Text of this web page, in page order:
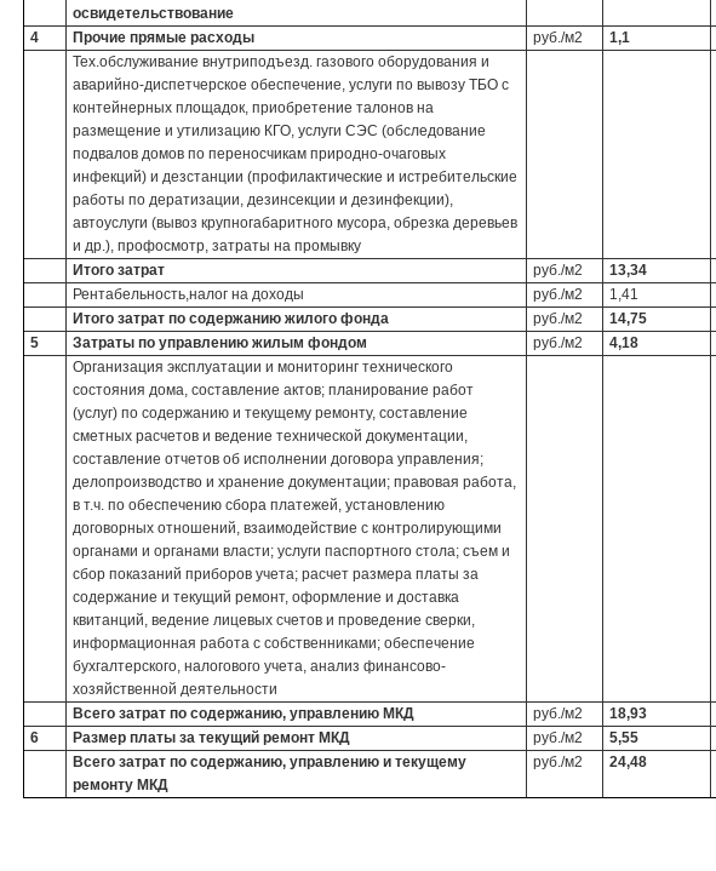
освидетельствование
4
Прочие прямые расходы руб./м2
1,1
Тех.обслуживание внутриподъезд. газового оборудования и
аварийно-диспетчерское обеспечение, услуги по вывозу ТБО с
контейнерных площадок, приобретение талонов на
размещение и утилизацию КГО, услуги СЭС (обследование
подвалов домов по переносчикам природно-очаговых
инфекций) и дезстанции (профилактические и истребительские
работы по дератизации, дезинсекции и дезинфекции),
автоуслуги (вывоз крупногабаритного мусора, обрезка деревьев
и др.), профосмотр, затраты на промывку
Итого затрат руб./м2
13,34
Рентабельность,налог на доходы
руб./м2
1,41
Итого затрат по содержанию жилого фонда
руб./м2
14,75
5
Затраты по управлению жилым фондом руб./м2
4,18
Организация эксплуатации и мониторинг технического
состояния дома, составление актов; планирование работ
(услуг) по содержанию и текущему ремонту, составление
сметных расчетов и ведение технической документации,
составление отчетов об исполнении договора управления;
делопроизводство и хранение документации; правовая работа,
в т.ч. по обеспечению сбора платежей, установлению
договорных отношений, взаимодействие с контролирующими
органами и органами власти; услуги паспортного стола; съем и
сбор показаний приборов учета; расчет размера платы за
содержание и текущий ремонт, оформление и доставка
квитанций, ведение лицевых счетов и проведение сверки,
информационная работа с собственниками; обеспечение
бухгалтерского, налогового учета, анализ финансово-
хозяйственной деятельности
Всего затрат по содержанию, управлению МКД руб./м2
18,93
6
Размер платы за текущий ремонт МКД руб./м2
5,55
Всего затрат по содержанию, управлению и текущему
ремонту МКД
руб./м2 24,48